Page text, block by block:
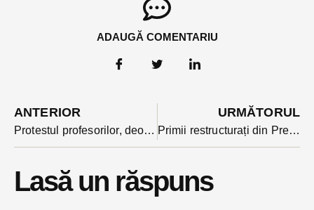
ADAUGĂ COMENTARIU
ANTERIOR
Protestul profesorilor, deocamdată efect limitat în Bistrița-Năsăud: doar 7% din școli fără simularea Evaluării
URMĂTORUL
Primii restructurați din Prefectură au plecat deja acasă. Instituția are salarii de vis pentru un funcționar
Lasă un răspuns